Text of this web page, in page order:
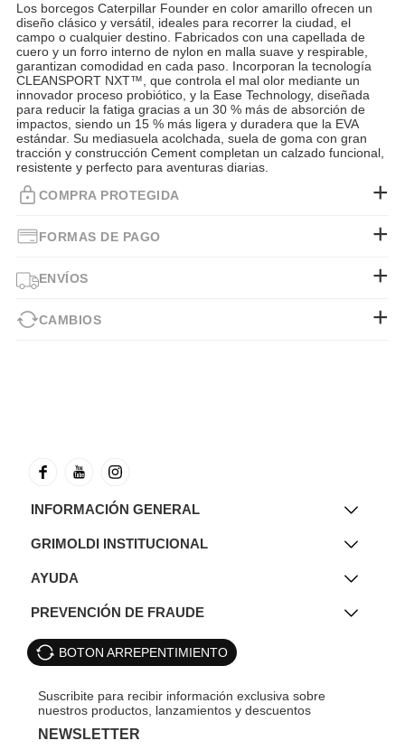
Los borcegos Caterpillar Founder en color amarillo ofrecen un
diseño clásico y versátil, ideales para recorrer la ciudad, el
campo o cualquier destino. Fabricados con una capellada de
cuero y un forro interno de nylon en malla suave y respirable,
garantizan comodidad en cada paso. Incorporan la tecnología
CLEANSPORT NXT™, que controla el mal olor mediante un
innovador proceso probiótico, y la Ease Technology, diseñada
para reducir la fatiga gracias a un 30 % más de absorción de
impactos, siendo un 15 % más ligera y duradera que la EVA
estándar. Su mediasuela acolchada, suela de goma con gran
tracción y construcción Cement completan un calzado funcional,
resistente y perfecto para aventuras diarias.
COMPRA PROTEGIDA
FORMAS DE PAGO
ENVÍOS
CAMBIOS
INFORMACIÓN GENERAL
GRIMOLDI INSTITUCIONAL
AYUDA
PREVENCIÓN DE FRAUDE
BOTON ARREPENTIMIENTO
NEWSLETTER